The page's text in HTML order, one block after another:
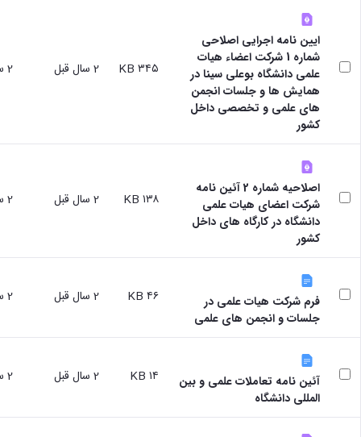
ایین نامه اجرایی اصلاحی
شماره 1 شرکت اعضاء هیات
علمی دانشگاه بوعلی سینا در
همایش ها و جلسات انجمن
های علمی و تخصصی داخل
کشور
۳۴۵ KB 2 سال قبل 2 سال قبل
اصلاحیه شماره 2 آئین نامه
شرکت اعضای هیات علمی
دانشگاه در کارگاه های داخل
کشور
۱۳۸ KB 2 سال قبل 2 سال قبل
فرم شرکت هیات علمی در
جلسات و انجمن های علمی
۴۶ KB 2 سال قبل 2 سال قبل
آئین نامه تعاملات علمی و بین
المللی دانشگاه
۱۴ KB 2 سال قبل 2 سال قبل